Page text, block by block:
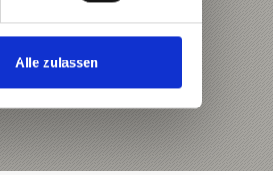
Alle zulassen